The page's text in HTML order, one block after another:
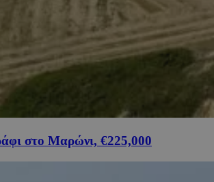
στο Μαρώνι, €225,000